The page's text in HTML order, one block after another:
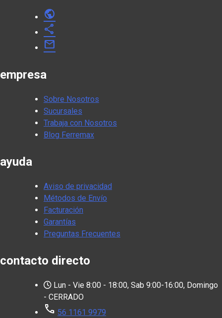
public
share
mail
empresa
Sobre Nosotros
Sucursales
Trabaja con Nosotros
Blog Ferremax
ayuda
Aviso de privacidad
Métodos de Envío
Facturación
Garantías
Preguntas Frecuentes
contacto directo
Lun - Vie 8:00 - 18:00, Sab 9:00-16:00, Domingo
- CERRADO
call 56 1161 9979